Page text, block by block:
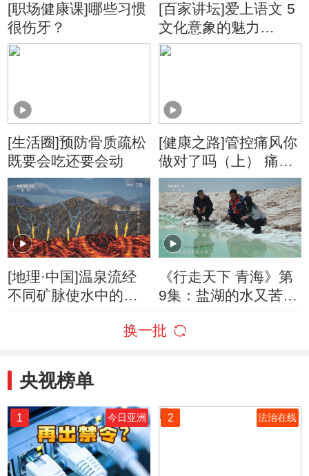
[职场健康课]哪些习惯
很伤牙？
[百家讲坛]爱上语文 5
文化意象的魅力
“水”与四大民间传说
[生活圈]预防骨质疏松
既要会吃还要会动
[健康之路]管控痛风你
做对了吗（上） 痛风
患者应该少喝哪种饮
料？
[地理·中国]温泉流经
不同矿脉使水中的矿
《行走天下 青海》第
9集：盐湖的水又苦又
换一批
央视榜单
1 今日亚洲 2 法治在线